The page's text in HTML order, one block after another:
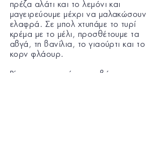
πρέζα αλάτι και το λεμόνι και
μαγειρεύουμε μέχρι να μαλακώσουν
ελαφρά. Σε μπολ χτυπάμε το τυρί
κρέμα με το μέλι, προσθέτουμε τα
αβγά, τη βανίλια, το γιαούρτι και το
κορν φλάουρ.
Ρίχνουμε την κρέμα στη βάση και